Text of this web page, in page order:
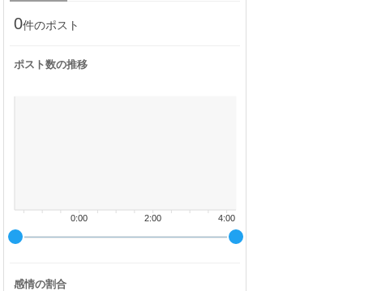
0件のポスト
ポスト数の推移
4:00
2:00
0:00
感情の割合